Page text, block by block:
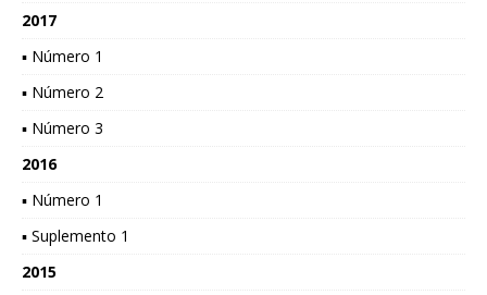
2017
▪ Número 1
▪ Número 2
▪ Número 3
2016
▪ Número 1
▪ Suplemento 1
2015